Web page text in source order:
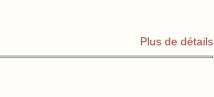
Plus de détails